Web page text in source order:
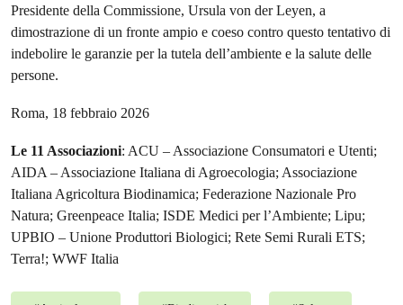
Presidente della Commissione, Ursula von der Leyen, a
dimostrazione di un fronte ampio e coeso contro questo tentativo di
indebolire le garanzie per la tutela dell’ambiente e la salute delle
persone.
Roma, 18 febbraio 2026
Le 11 Associazioni: ACU – Associazione Consumatori e Utenti;
AIDA – Associazione Italiana di Agroecologia; Associazione
Italiana Agricoltura Biodinamica; Federazione Nazionale Pro
Natura; Greenpeace Italia; ISDE Medici per l’Ambiente; Lipu;
UPBIO – Unione Produttori Biologici; Rete Semi Rurali ETS;
Terra!; WWF Italia